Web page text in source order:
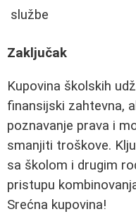
službe
Zaključak
Kupovina školskih
finansijski zahtevna,
poznavanje prava i
smanjiti troškove.
sa školom i drugim
pristupu
Srećna kupovina!